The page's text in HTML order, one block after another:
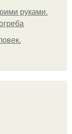
руками.